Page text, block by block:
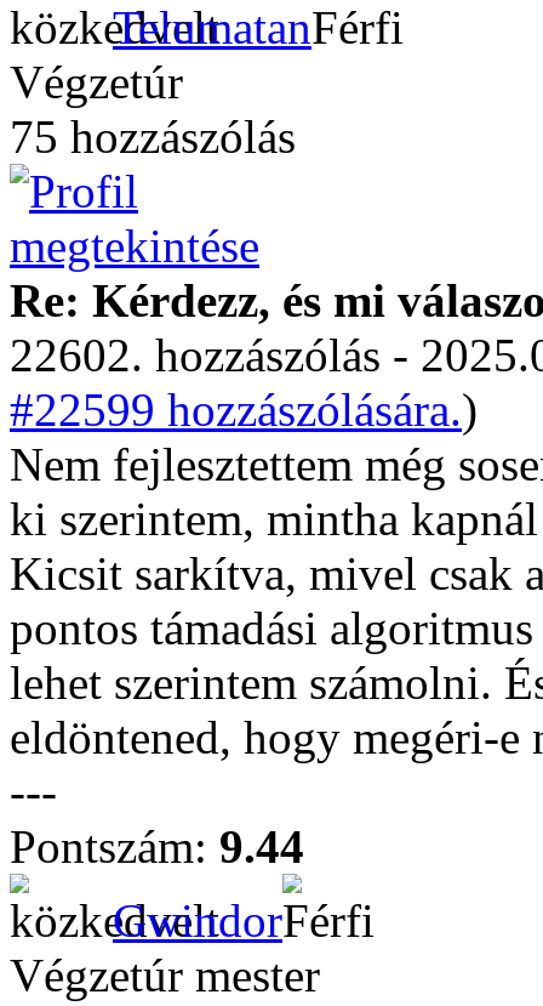
Telumatan
Végzetúr
75 hozzászólás
Re: Kérdezz, és mi
22602. hozzászólás -
#22599 hozzászólására.)
Nem fejlesztettem még
ki szerintem, mintha
Kicsit sarkítva, mivel csak
pontos támadási
lehet szerintem számolni.
eldöntened, hogy megéri-e
---
Pontszám: 9.44
Gwindor
Végzetúr mester